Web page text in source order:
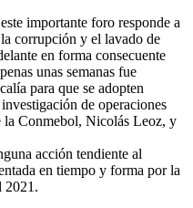
importante foro responde a
corrupción y el lavado de
en forma consecuente
unas semanas fue
para que se adopten
de operaciones
la Conmebol, Nicolás Leoz, y
acción tendiente al
en tiempo y forma por la
2021.